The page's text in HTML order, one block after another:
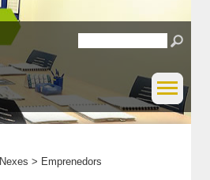
Nexes > Emprenedors